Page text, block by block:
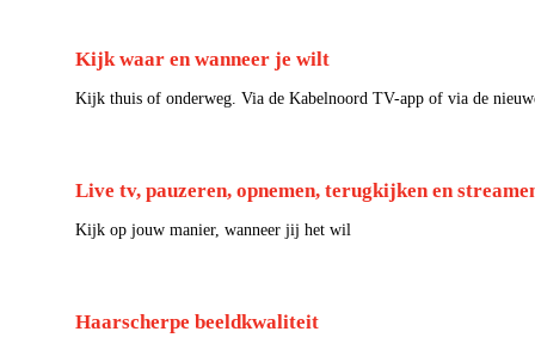
Kijk waar en wanneer je wilt
Kijk thuis of onderweg. Via de Kabelnoord TV-app of via de
Live tv, pauzeren, opnemen, terugkijken en
Kijk op jouw manier, wanneer jij het wil
Haarscherpe beeldkwaliteit